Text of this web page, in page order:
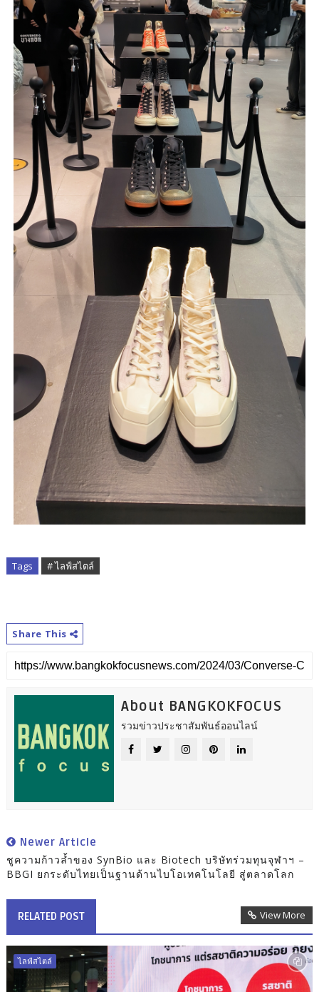
Tags # ไลฟ์สไตล์
Share This
About BANGKOKFOCUS
รวมข่าวประชาสัมพันธ์ออนไลน์
Newer Article
ชูความก้าวล้ำของ SynBio และ Biotech บริษัทร่วมทุนจุฬาฯ –
BBGI ยกระดับไทยเป็นฐานด้านไบโอเทคโนโลยี สู่ตลาดโลก
RELATED POST View More
ไลฟ์สไตล์